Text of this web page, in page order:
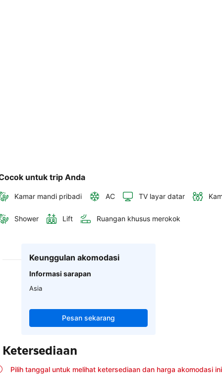
untuk trip Anda
Kamar mandi pribadi AC TV layar datar
Shower Lift Ruangan khusus merokok
Keunggulan akomodasi
Informasi sarapan
Asia
Pesan sekarang
Ketersediaan
Pilih tanggal untuk melihat ketersediaan dan harga akomodasi ini